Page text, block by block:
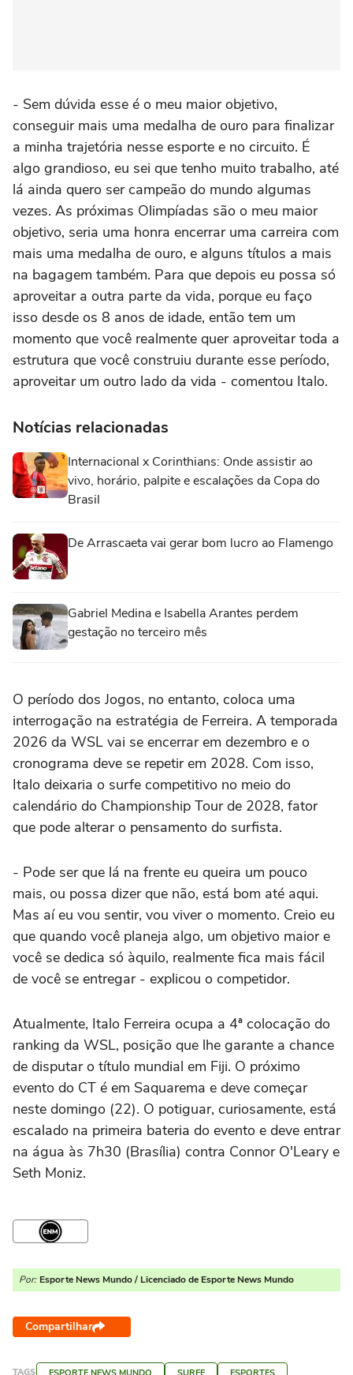
- Sem dúvida esse é o meu maior objetivo,
conseguir mais uma medalha de ouro para finalizar
a minha trajetória nesse esporte e no circuito. É
algo grandioso, eu sei que tenho muito trabalho, até
lá ainda quero ser campeão do mundo algumas
vezes. As próximas Olimpíadas são o meu maior
objetivo, seria uma honra encerrar uma carreira com
mais uma medalha de ouro, e alguns títulos a mais
na bagagem também. Para que depois eu possa só
aproveitar a outra parte da vida, porque eu faço
isso desde os 8 anos de idade, então tem um
momento que você realmente quer aproveitar toda a
estrutura que você construiu durante esse período,
aproveitar um outro lado da vida - comentou Italo.
Notícias relacionadas
Internacional x Corinthians: Onde assistir ao
vivo, horário, palpite e escalações da Copa do
Brasil
De Arrascaeta vai gerar bom lucro ao Flamengo
Gabriel Medina e Isabella Arantes perdem
gestação no terceiro mês
O período dos Jogos, no entanto, coloca uma
interrogação na estratégia de Ferreira. A temporada
2026 da WSL vai se encerrar em dezembro e o
cronograma deve se repetir em 2028. Com isso,
Italo deixaria o surfe competitivo no meio do
calendário do Championship Tour de 2028, fator
que pode alterar o pensamento do surfista.
- Pode ser que lá na frente eu queira um pouco
mais, ou possa dizer que não, está bom até aqui.
Mas aí eu vou sentir, vou viver o momento. Creio eu
que quando você planeja algo, um objetivo maior e
você se dedica só àquilo, realmente fica mais fácil
de você se entregar - explicou o competidor.
Atualmente, Italo Ferreira ocupa a 4ª colocação do
ranking da WSL, posição que lhe garante a chance
de disputar o título mundial em Fiji. O próximo
evento do CT é em Saquarema e deve começar
neste domingo (22). O potiguar, curiosamente, está
escalado na primeira bateria do evento e deve entrar
na água às 7h30 (Brasília) contra Connor O'Leary e
Seth Moniz.
Por: Esporte News Mundo / Licenciado de Esporte News Mundo
Compartilhar
TAGS